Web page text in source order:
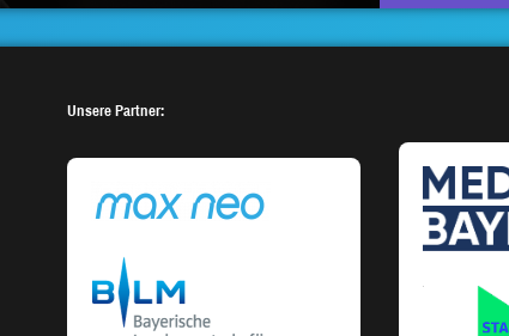
Unsere Partner: